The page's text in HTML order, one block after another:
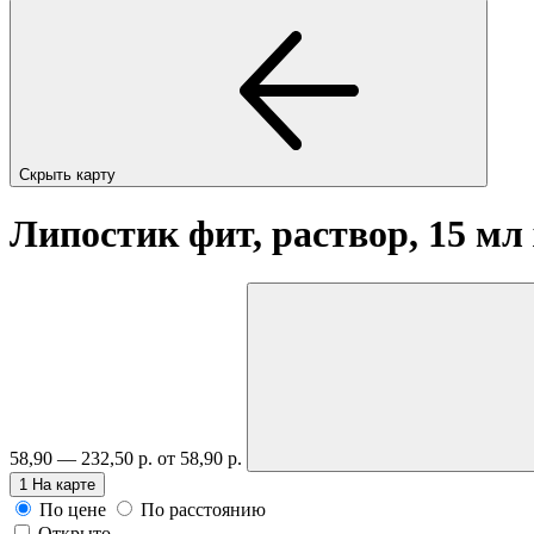
Скрыть карту
Липостик фит, раствор, 15 мл
58,90 — 232,50 р. от 58,90 р.
1 На карте
По цене
По расстоянию